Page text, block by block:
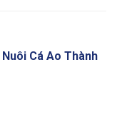
Cá Ao Thành